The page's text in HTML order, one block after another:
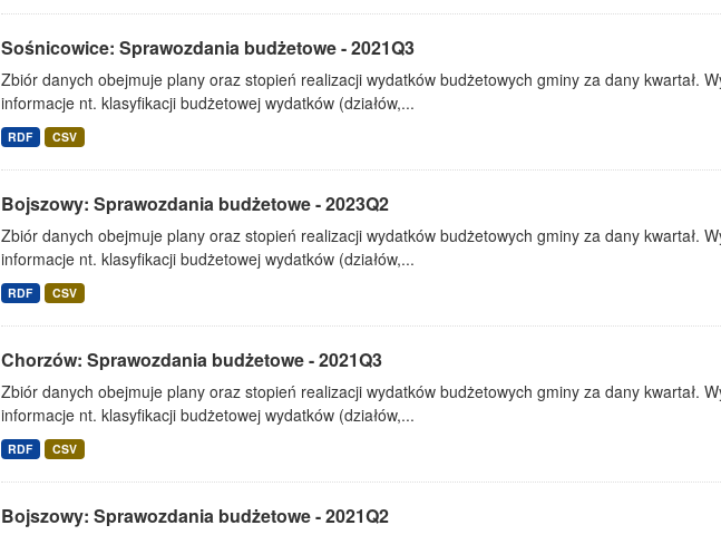
Sośnicowice: Sprawozdania budżetowe - 2021Q3
Zbiór danych obejmuje plany oraz stopień realizacji wydatków budżetowych gminy za dany kwartał.
informacje nt. klasyfikacji budżetowej wydatków (działów,...
RDF CSV
Bojszowy: Sprawozdania budżetowe - 2023Q2
Zbiór danych obejmuje plany oraz stopień realizacji wydatków budżetowych gminy za dany kwartał.
informacje nt. klasyfikacji budżetowej wydatków (działów,...
RDF CSV
Chorzów: Sprawozdania budżetowe - 2021Q3
Zbiór danych obejmuje plany oraz stopień realizacji wydatków budżetowych gminy za dany kwartał.
informacje nt. klasyfikacji budżetowej wydatków (działów,...
RDF CSV
Bojszowy: Sprawozdania budżetowe - 2021Q2